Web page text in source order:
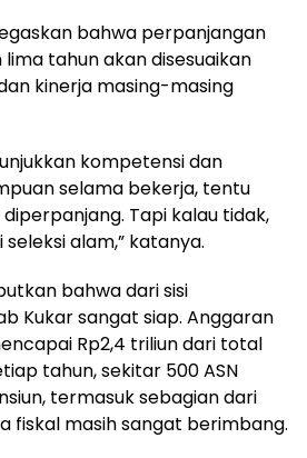
bahwa perpanjangan
tahun akan disesuaikan
kinerja masing-masing
kompetensi dan
selama bekerja, tentu
Tapi kalau tidak,
alam,” katanya.
bahwa dari sisi
Kukar sangat siap. Anggaran
Rp2,4 triliun dari total
tahun, sekitar 500 ASN
termasuk sebagian dari
fiskal masih sangat berimbang.